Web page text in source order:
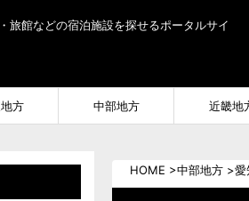
旅館などの宿泊施設を探せるポータルサイ
方 中部地方 近畿地
HOME >中部地方 >愛